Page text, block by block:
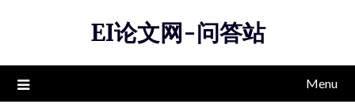
EI论文网-问答站
Menu